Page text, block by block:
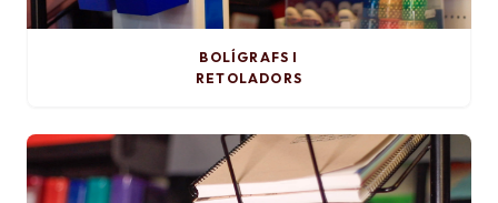
BOLÍGRAFS I
RETOLADORS